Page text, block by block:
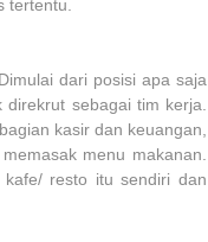
tertentu.
dari posisi apa saja
sebagai tim kerja.
kasir dan keuangan,
menu makanan.
resto itu sendiri dan